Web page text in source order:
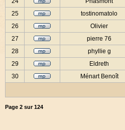
25
tostinomatolo
26
Olivier
27
pierre 76
28
phyllie g
29
Eldreth
30
Ménart Benoît
Page 2 sur124